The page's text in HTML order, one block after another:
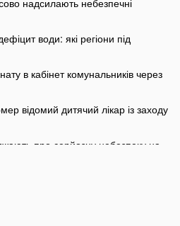
надсилають небезпечні
води: які регіони під
в кабінет комунальників через
відомий дитячий лікар із заходу
про серйозну небезпеку на